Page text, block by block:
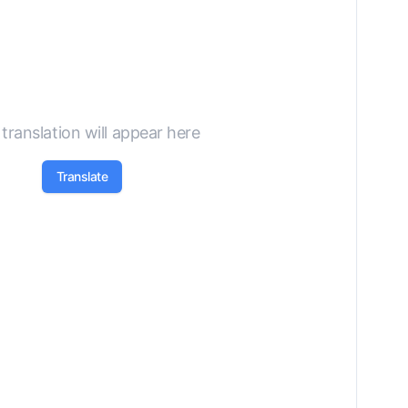
will appear here
Translate